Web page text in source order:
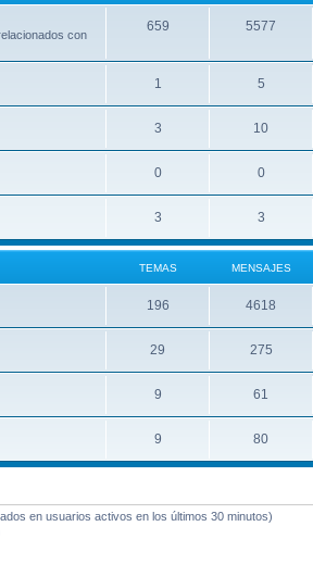
con
659 5577
1 5
3 10
0 0
3 3
TEMAS MENSAJES
196 4618
29 275
9 61
9 80
en usuarios activos en los últimos 30 minutos)